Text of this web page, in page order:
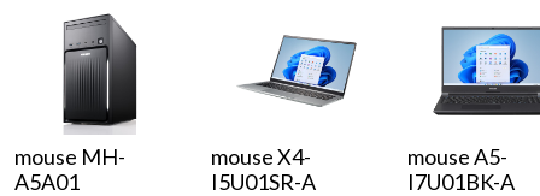
ワークステーション
Windows 11 Copilot+ PC
Windows 11|Copilot+ PC
スペック/パーツ別
AIおすすめパソコン
Windows 11 Copilot+ PC
Copilot+ PC
mouse MH-
A5A01
mouse X4-
I5U01SR-A
mouse A5-
I7U01BK-A